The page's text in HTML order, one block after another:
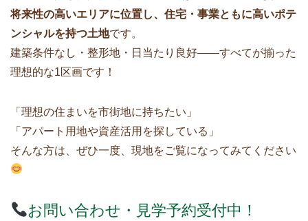
将来性の高いエリアに位置し、住宅・事業ともに高いポテ
ンシャルを持つ土地です。
建築条件なし・整形地・日当たり良好――すべてが揃った
理想的な1区画です！
「理想の住まいを市街地に持ちたい」
「アパート用地や資産活用を探している」
そんな方は、ぜひ一度、現地をご覧になってみてください
お問い合わせ・見学予約受付中！